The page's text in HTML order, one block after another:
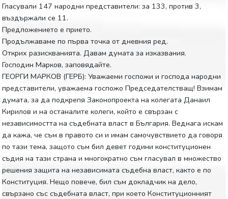
Гласували 147 народни представители: за 133, против 3,
въздържали се 11.
Предложението е прието.
Продължаваме по първа точка от дневния ред.
Открих разискванията. Давам думата за изказвания.
Господин Марков, заповядайте.
ГЕОРГИ МАРКОВ (ГЕРБ): Уважаеми госпожи и господа народни
представители, уважаема госпожо Председателстващ! Взимам
думата, за да подкрепя Законопроекта на колегата Данаил
Кирилов и на останалите колеги, който е свързан с
независимостта на съдебната власт в България. Веднага искам
да кажа, че съм в правото си и имам самочувствието да говоря
по тази тема, защото съм бил девет години конституционен
съдия на тази страна и многократно съм гласувал в множество
решения защита на независимата съдебна власт, както е по
Конституция. Нещо повече, бил съм докладчик на дело,
свързано със съдебната власт, при което Конституционният